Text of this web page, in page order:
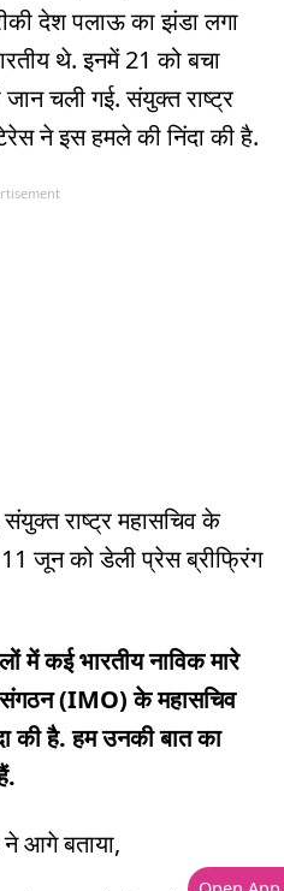
देश पलाऊ का झंडा लगा
थे. इनमें 21 को बचा
चली गई. संयुक्त राष्ट्र
ने इस हमले की निंदा की है.
राष्ट्र महासचिव के
जून को डेली प्रेस ब्रीफ्रिंग
में कई भारतीय नाविक मारे
संगठन (IMO) के महासचिव
की है. हम उनकी बात का
आगे बताया,